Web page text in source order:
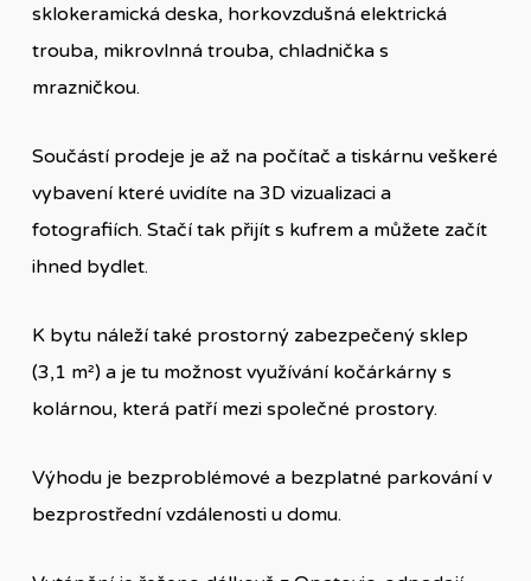
sklokeramická deska, horkovzdušná elektrická
trouba, mikrovlnná trouba, chladnička s
mrazničkou.
Součástí prodeje je až na počítač a tiskárnu veškeré
vybavení které uvidíte na 3D vizualizaci a
fotografiích. Stačí tak přijít s kufrem a můžete začít
ihned bydlet.
K bytu náleží také prostorný zabezpečený sklep
(3,1 m²) a je tu možnost využívání kočárkárny s
kolárnou, která patří mezi společné prostory.
Výhodu je bezproblémové a bezplatné parkování v
bezprostřední vzdálenosti u domu.